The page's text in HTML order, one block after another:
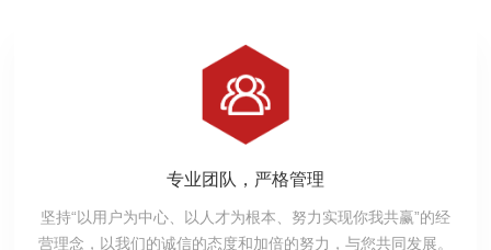
专业团队，严格管理
坚持“以用户为中心、以人才为根本、努力实现你我共赢”的经
营理念，以我们的诚信的态度和加倍的努力，与您共同发展。